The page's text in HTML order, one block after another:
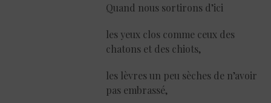
Quand nous sortirons d’ici
les yeux clos comme ceux des
chatons et des chiots,
les lèvres un peu sèches de n’avoir
pas embrassé,